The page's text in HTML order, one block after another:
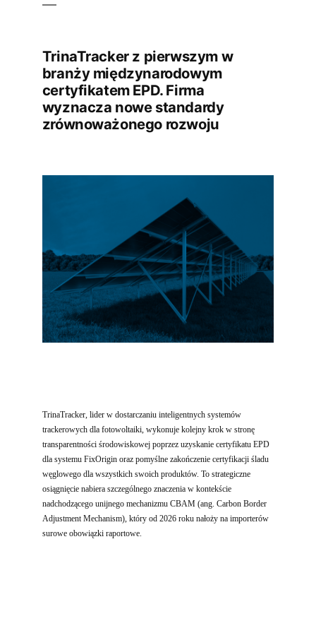
TrinaTracker z pierwszym w
branży międzynarodowym
certyfikatem EPD. Firma
wyznacza nowe standardy
zrównoważonego rozwoju
TrinaTracker, lider w dostarczaniu inteligentnych systemów
trackerowych dla fotowoltaiki, wykonuje kolejny krok w stronę
transparentności środowiskowej poprzez uzyskanie certyfikatu EPD
dla systemu FixOrigin oraz pomyślne zakończenie certyfikacji śladu
węglowego dla wszystkich swoich produktów. To strategiczne
osiągnięcie nabiera szczególnego znaczenia w kontekście
nadchodzącego unijnego mechanizmu CBAM (ang. Carbon Border
Adjustment Mechanism), który od 2026 roku nałoży na importerów
surowe obowiązki raportowe.